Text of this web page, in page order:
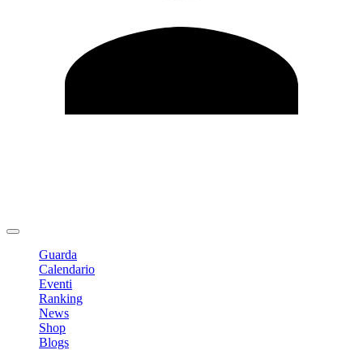
Guarda
Calendario
Eventi
Ranking
News
Shop
Blogs